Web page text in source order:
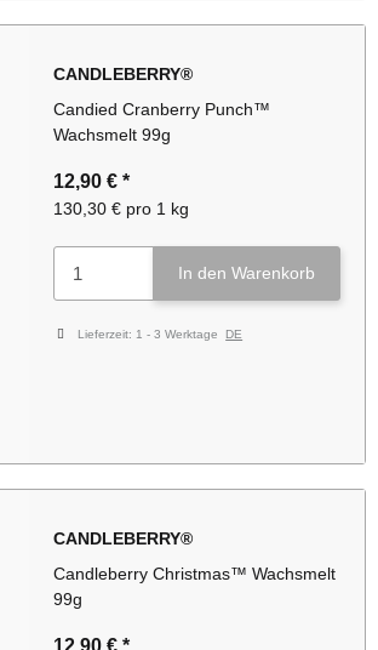
CANDLEBERRY®
Candied Cranberry Punch™
Wachsmelt 99g
12,90 € *
130,30 € pro 1 kg
In den Warenkorb
Lieferzeit: 1 - 3 Werktage DE
CANDLEBERRY®
Candleberry Christmas™ Wachsmelt
99g
12,90 € *